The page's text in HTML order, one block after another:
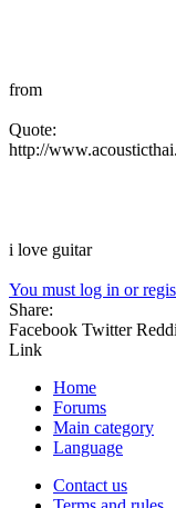
from
Quote:
http://
i love guitar
You must log in or
Share:
Facebook Twitter
Link
Home
Forums
Main category
Language
Contact us